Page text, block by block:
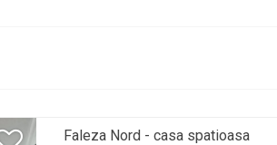
Faleza Nord - casa spatioasa